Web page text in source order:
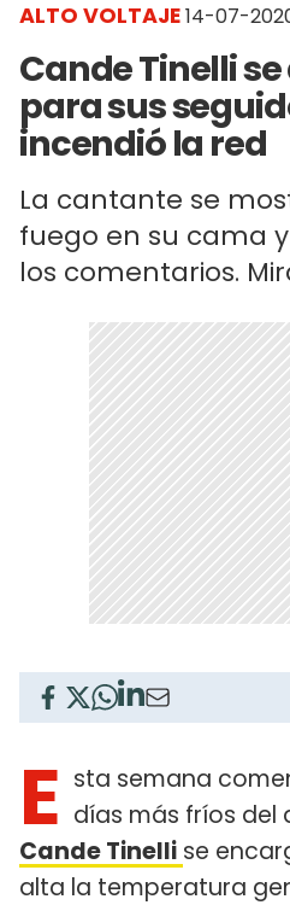
ALTO VOLTAJE14-07-
Cande Tinelli
para sus
incendió la red
La cantante se
fuego en su cama
los comentarios.
E sta semana
días más fríos del
Cande Tinelli se
alta la temperatura